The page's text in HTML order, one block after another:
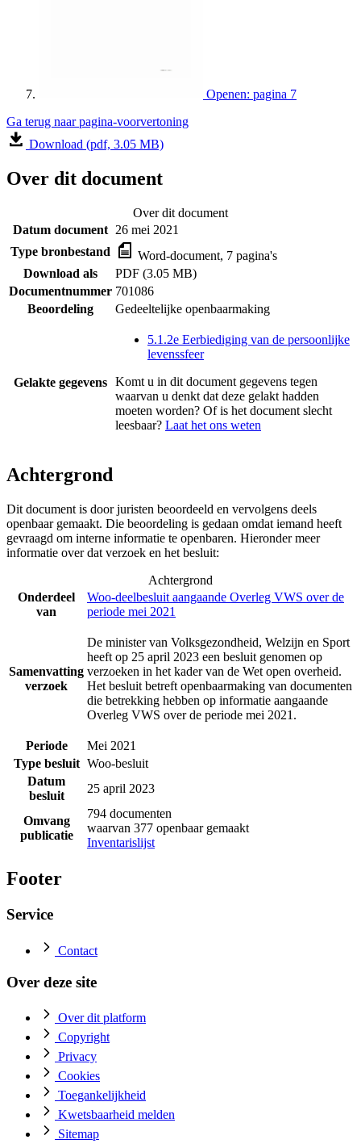
Openen: pagina 7
Ga terug naar pagina-voorvertoning
Download (pdf, 3.05 MB)
Over dit document
Over dit document
Datum document 26 mei 2021
Type bronbestand
Word-document, 7 pagina's
Download als
PDF (3.05 MB)
Documentnummer 701086
Beoordeling
Gedeeltelijke openbaarmaking
Gelakte gegevens
5.1.2e Eerbiediging van de persoonlijke
levenssfeer
Komt u in dit document gegevens tegen
waarvan u denkt dat deze gelakt hadden
moeten worden? Of is het document slecht
leesbaar? Laat het ons weten
Achtergrond
Dit document is door juristen beoordeeld en vervolgens deels
openbaar gemaakt. Die beoordeling is gedaan omdat iemand heeft
gevraagd om interne informatie te openbaren. Hieronder meer
informatie over dat verzoek en het besluit:
Achtergrond
Onderdeel
van
Woo-deelbesluit aangaande Overleg VWS over de
periode mei 2021
Samenvatting
verzoek
De minister van Volksgezondheid, Welzijn en Sport
heeft op 25 april 2023 een besluit genomen op
verzoeken in het kader van de Wet open overheid.
Het besluit betreft openbaarmaking van documenten
die betrekking hebben op informatie aangaande
Overleg VWS over de periode mei 2021.
Periode
Mei 2021
Type besluit Woo-besluit
Datum
besluit
25 april 2023
Omvang
publicatie
794 documenten
waarvan 377 openbaar gemaakt
Inventarislijst
Footer
Service
Contact
Over deze site
Over dit platform
Copyright
Privacy
Cookies
Toegankelijkheid
Kwetsbaarheid melden
Sitemap